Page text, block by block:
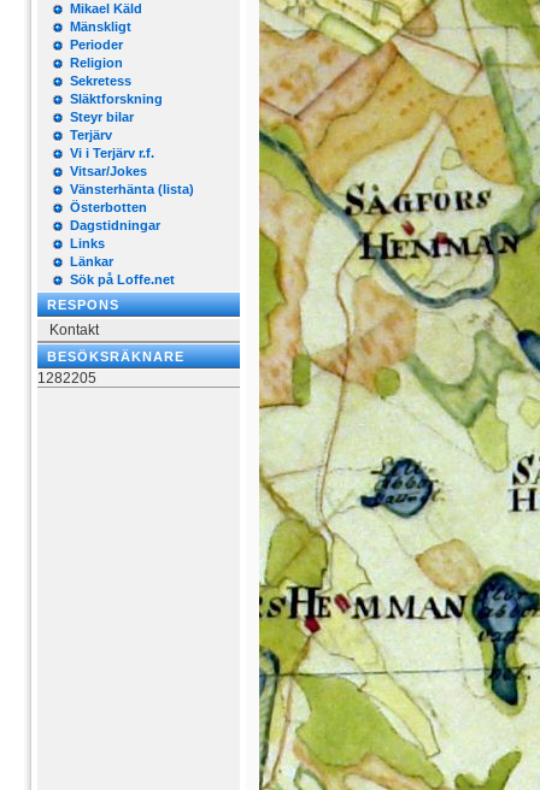
Mikael Käld
Mänskligt
Perioder
Religion
Sekretess
Släktforskning
Steyr bilar
Terjärv
Vi i Terjärv r.f.
Vitsar/Jokes
Vänsterhänta (lista)
Österbotten
Dagstidningar
Links
Länkar
Sök på Loffe.net
RESPONS
Kontakt
BESÖKSRÄKNARE
1282205